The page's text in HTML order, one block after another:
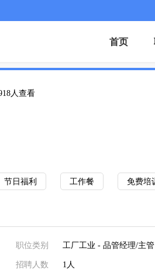
首页
人查看
节日福利 工作餐 免费培
职位类别 工厂工业 - 品管经理/主管
招聘人数 1人